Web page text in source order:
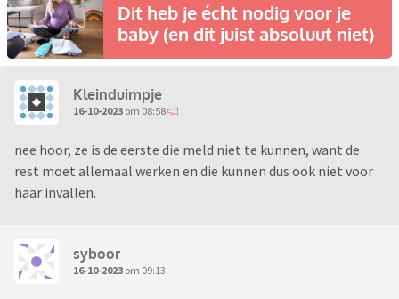
Dit heb je écht nodig voor je
baby (en dit juist absoluut niet)
Kleinduimpje
16-10-2023 om 08:58
nee hoor, ze is de eerste die meld niet te kunnen, want de
rest moet allemaal werken en die kunnen dus ook niet voor
haar invallen.
syboor
16-10-2023 om 09:13